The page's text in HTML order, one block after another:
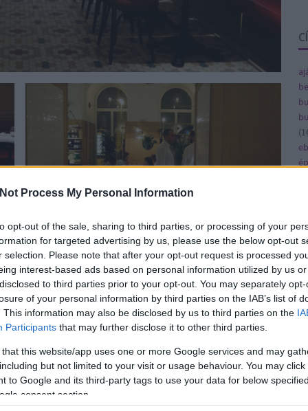
Process My Personal Information
opt-out of the sale, sharing to third parties, or processing of your
for targeted advertising by us, please use the below opt-out
selection. Please note that after your opt-out request is processed
interest-based ads based on personal information utilized by us
to third parties prior to your opt-out. You may separately
of your personal information by third parties on the IAB’s list of
This information may also be disclosed by us to third parties on the
Participants that may further disclose it to other third parties.
that this website/app uses one or more Google services and may
but not limited to your visit or usage behaviour. You may
to Google and its third-party tags to use your data for below
consent section.
itt lenni, de jó. A hely a kialakítása miatt nem
kényelmes. Nem is az a klasszikusan elegáns,
fesztelen, de profi. Lehetséges, hogy az
ennek a jó érzésnek, hiszen esélyünk
egymást, sok kis önálló burkok az asztalok.
ahol kell, kellemes félhomályt adnak,
Mindenesetre ha végzel a kajával, nem itt
késztetést érzel továbbmenni.
(
(